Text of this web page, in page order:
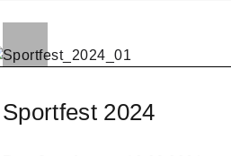
Sportfest 2024